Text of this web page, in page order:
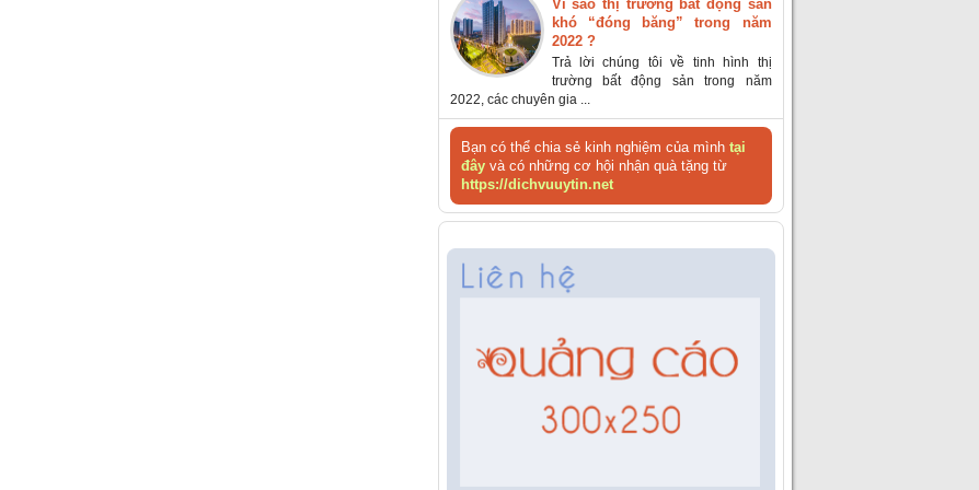
Vì sao thị trường bất động sản
khó “đóng băng” trong năm
2022 ?
Trả lời chúng tôi về tinh hình thị
trường bất động sản trong năm
2022, các chuyên gia ...
Bạn có thể chia sẻ kinh nghiệm của mình tại
đâyvà có những cơ hội nhận quà tặng từ
https://dichvuuytin.net